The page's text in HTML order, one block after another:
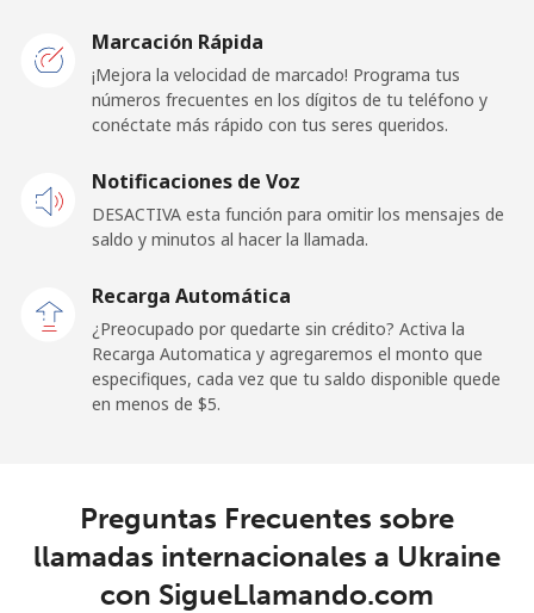
Línea fija ⁦0.9c⁩
1111 min por
⁦$10⁩
Premium ⁦46.5c⁩
21 min por
United States
All country ⁦1.4c⁩
714 min por
-
⁦$10⁩
Marcación Rápida
¡Mejora la velocidad de marcado! Programa tus
números frecuentes en los dígitos de tu teléfono y
conéctate más rápido con tus seres queridos.
Notificaciones de Voz
DESACTIVA esta función para omitir los mensajes de
saldo y minutos al hacer la llamada.
Recarga Automática
¿Preocupado por quedarte sin crédito? Activa la
Recarga Automatica y agregaremos el monto que
especifiques, cada vez que tu saldo disponible quede
en menos de ⁦$5⁩.
Preguntas Frecuentes sobre
llamadas internacionales a Ukraine
con SigueLlamando.com